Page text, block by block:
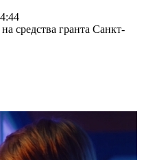
средства гранта Санкт-